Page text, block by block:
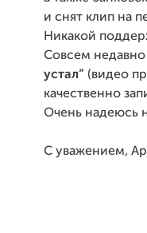
и снят клип на
Никакой
Совсем
устал” (видео
качественно
Очень надеюсь
С уважением,